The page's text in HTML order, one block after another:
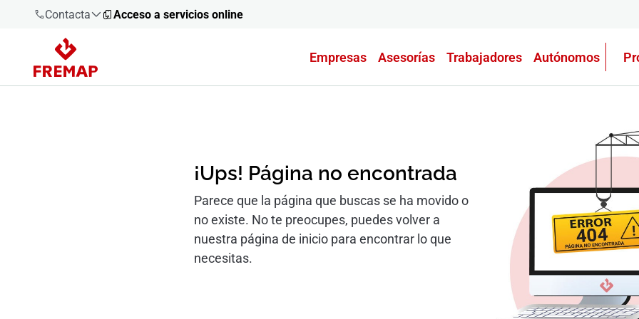
Contacta
900 61 00
61
Acceso a servicios online
Empresas Asesorías Trabajadores Autónomos
¡Ups! Página no encontrada
Parece que la página que buscas se ha movido o
no existe. No te preocupes, puedes volver a
nuestra página de inicio para encontrar lo que
necesitas.